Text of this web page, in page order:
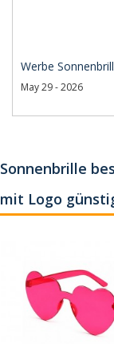
Werbe
May 29 - 2026
Sonnenbrille
mit Logo